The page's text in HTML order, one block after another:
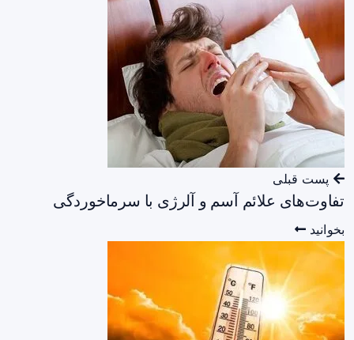
پست قبلی
تفاوت‌های علائم آسم و آلرژی با سرماخوردگی
بخوانید